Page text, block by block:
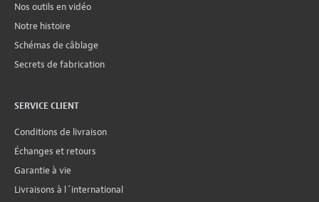
Nos outils en vidéo
Notre histoire
Schémas de câblage
Secrets de fabrication
SERVICE CLIENT
Conditions de livraison
Échanges et retours
Garantie à vie
Livraisons à l´international